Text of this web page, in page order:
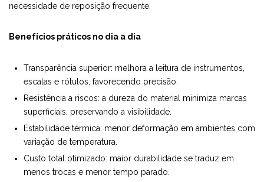
necessidade de reposição frequente.
Benefícios práticos no dia a dia
Transparência superior: melhora a leitura de instrumentos,
escalas e rótulos, favorecendo precisão.
Resistência a riscos: a dureza do material minimiza marcas
superficiais, preservando a visibilidade.
Estabilidade térmica: menor deformação em ambientes com
variação de temperatura.
Custo total otimizado: maior durabilidade se traduz em
menos trocas e menor tempo parado.